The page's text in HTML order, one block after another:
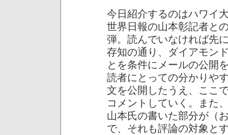
今日紹介するのはハワイ
世界日報の山本彰記者と
弾。読んでいなければ先
存知の通り、ダイアモン
とを条件にメールの公開
読者にとっての分かりや
文を公開したうえ、ここ
コメントしていく。また
山本氏の書いた部分が（
で、それも評論の対象と